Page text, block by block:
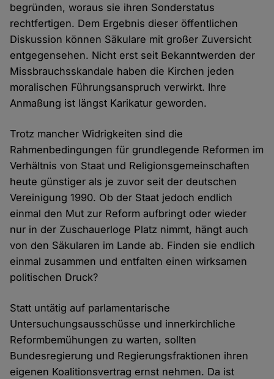
begründen, woraus sie ihren Sonderstatus
rechtfertigen. Dem Ergebnis dieser öffentlichen
Diskussion können Säkulare mit großer Zuversicht
entgegensehen. Nicht erst seit Bekanntwerden der
Missbrauchsskandale haben die Kirchen jeden
moralischen Führungsanspruch verwirkt. Ihre
Anmaßung ist längst Karikatur geworden.
Trotz mancher Widrigkeiten sind die
Rahmenbedingungen für grundlegende Reformen im
Verhältnis von Staat und Religionsgemeinschaften
heute günstiger als je zuvor seit der deutschen
Vereinigung 1990. Ob der Staat jedoch endlich
einmal den Mut zur Reform aufbringt oder wieder
nur in der Zuschauerloge Platz nimmt, hängt auch
von den Säkularen im Lande ab. Finden sie endlich
einmal zusammen und entfalten einen wirksamen
politischen Druck?
Statt untätig auf parlamentarische
Untersuchungsausschüsse und innerkirchliche
Reformbemühungen zu warten, sollten
Bundesregierung und Regierungsfraktionen ihren
eigenen Koalitionsvertrag ernst nehmen. Da ist